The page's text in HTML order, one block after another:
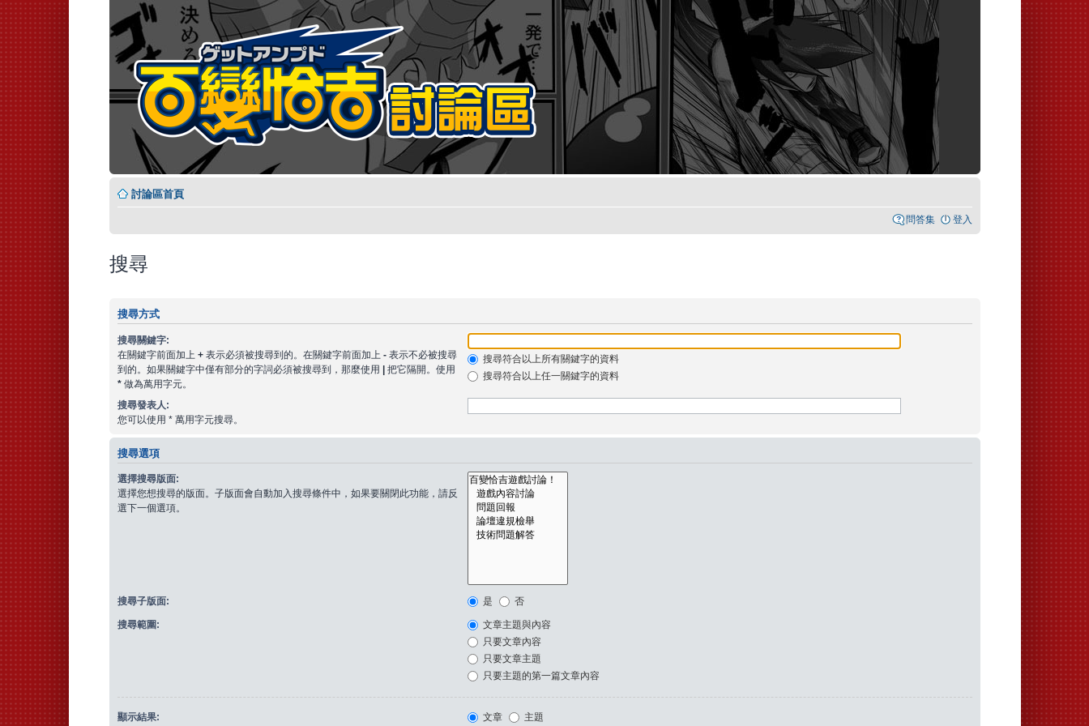
討論區首頁
問答集 登入
搜尋
搜尋方式
搜尋關鍵字:
在關鍵字前面加上 +表示必須被搜尋到的。在關鍵字前面加上 -表示不必被搜尋
到的。如果關鍵字中僅有部分的字詞必須被搜尋到，那麼使用 |把它隔開。使用
*做為萬用字元。
搜尋符合以上所有關鍵字的資料
搜尋符合以上任一關鍵字的資料
搜尋發表人:
您可以使用 * 萬用字元搜尋。
搜尋選項
選擇搜尋版面:
選擇您想搜尋的版面。子版面會自動加入搜尋條件中，如果要關閉此功能，請反
選下一個選項。
搜尋子版面: 是 否
搜尋範圍:
文章主題與內容
只要文章內容
只要文章主題
只要主題的第一篇文章內容
顯示結果: 文章 主題